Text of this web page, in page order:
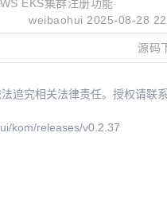
EKS集群注册功能
weibaohui 2025-08-28
from weibaohui/eks-
2025-08-28
weibaohui 2025-08-28
源码
追究相关法律责任。授权请联
kom/releases/v0.2.37